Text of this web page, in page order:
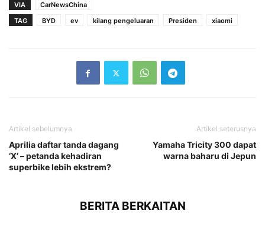
VIA
CarNewsChina
TAG
BYD ev kilang pengeluaran Presiden xiaomi
Artikel sebelumnya
Aprilia daftar tanda dagang
‘X’ – petanda kehadiran
superbike lebih ekstrem?
Artikel seterusnya
Yamaha Tricity 300 dapat
warna baharu di Jepun
BERITA BERKAITAN